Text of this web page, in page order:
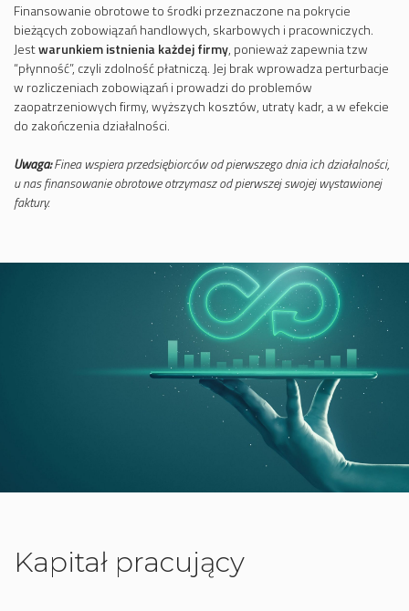
Finansowanie obrotowe to środki przeznaczone na pokrycie
bieżących zobowiązań handlowych, skarbowych i pracowniczych.
Jestwarunkiem istnienia każdej firmy, ponieważ zapewnia tzw
“płynność”, czyli zdolność płatniczą. Jej brak wprowadza perturbacje
w rozliczeniach zobowiązań i prowadzi do problemów
zaopatrzeniowych firmy, wyższych kosztów, utraty kadr, a w efekcie
do zakończenia działalności.
Uwaga:Finea wspiera przedsiębiorców od pierwszego dnia ich działalności,
u nas finansowanie obrotowe otrzymasz od pierwszej swojej wystawionej
faktury.
Kapitał pracujący